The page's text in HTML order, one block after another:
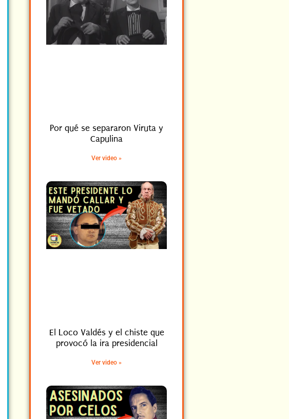
Por qué se separaron Viruta y
Capulina
Ver video »
El Loco Valdés y el chiste que
provocó la ira presidencial
Ver video »